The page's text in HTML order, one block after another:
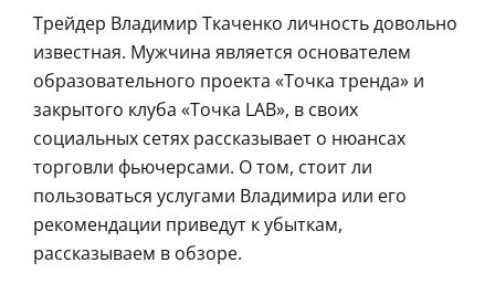
Трейдер Владимир Ткаченко личность довольно
известная. Мужчина является основателем
образовательного проекта «Точка тренда» и
закрытого клуба «Точка LAB», в своих
социальных сетях рассказывает о нюансах
торговли фьючерсами. О том, стоит ли
пользоваться услугами Владимира или его
рекомендации приведут к убыткам,
рассказываем в обзоре.